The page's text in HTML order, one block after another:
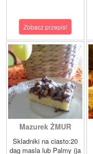
Zobacz przepis!
Mazurek ŻMUR
Skladniki na ciasto:20
dag masla lub Palmy (ja